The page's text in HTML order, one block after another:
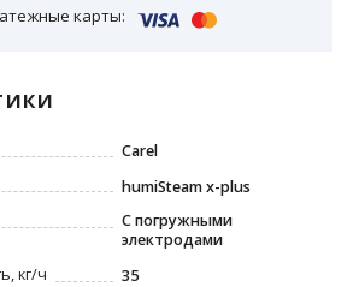
карты:
Carel
humiSteam x-plus
С погружными
электродами
кг/ч
35